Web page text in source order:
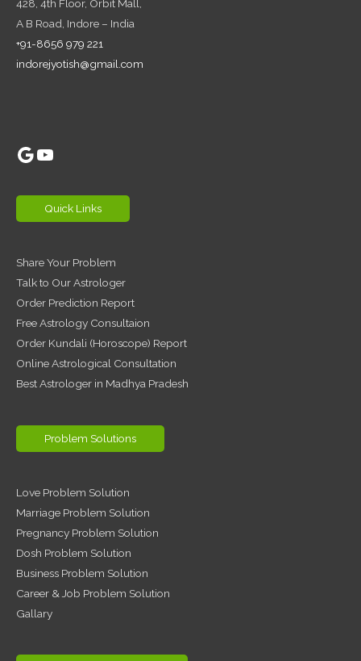
428, 4th Floor, Orbit Mall,
A B Road, Indore – India
+91-8656 979 221
indorejyotish@gmail.com
Google
YouTube
Quick Links
Share Your Problem
Talk to Our Astrologer
Order Prediction Report
Free Astrology Consultaion
Order Kundali (Horoscope) Report
Online Astrological Consultation
Best Astrologer in Madhya Pradesh
Problem Solutions
Love Problem Solution
Marriage Problem Solution
Pregnancy Problem Solution
Dosh Problem Solution
Business Problem Solution
Career & Job Problem Solution
Gallary